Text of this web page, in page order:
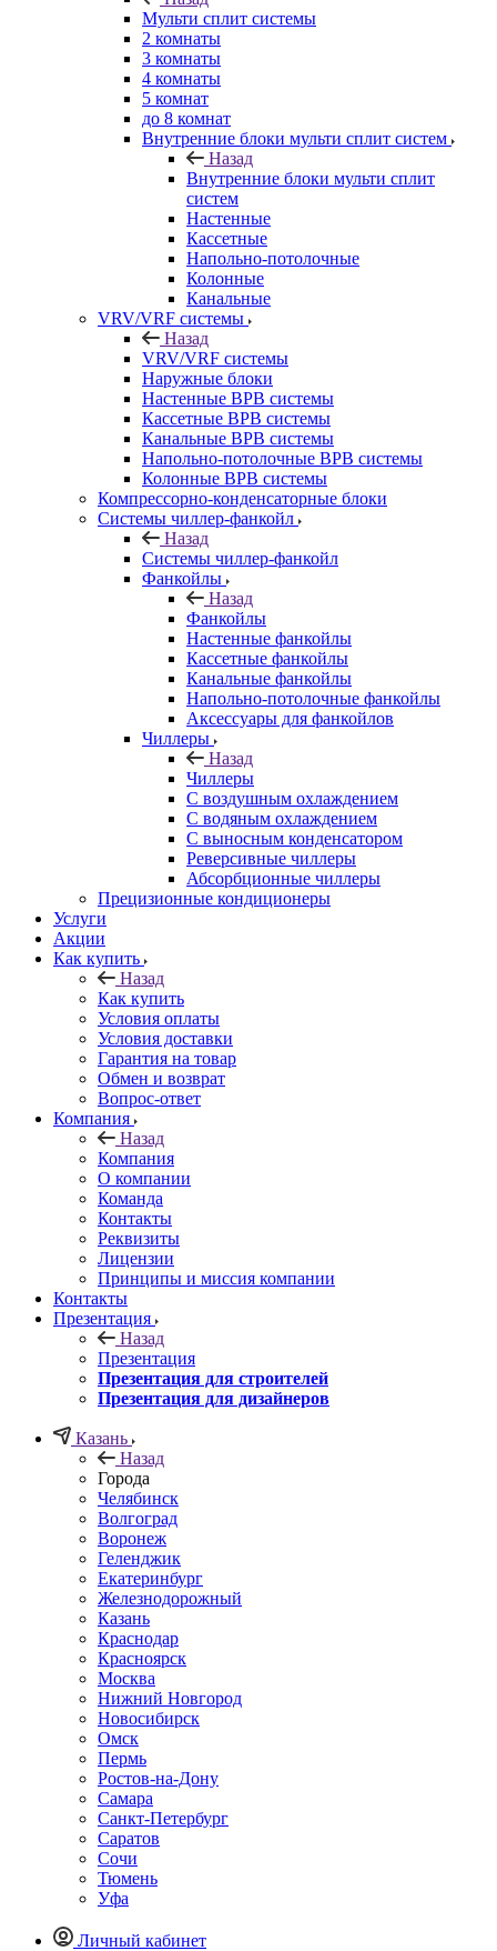
Мульти сплит системы
2 комнаты
3 комнаты
4 комнаты
5 комнат
до 8 комнат
Внутренние блоки мульти сплит систем
Назад
Внутренние блоки мульти сплит
систем
Настенные
Кассетные
Напольно-потолочные
Колонные
Канальные
VRV/VRF системы
Назад
VRV/VRF системы
Наружные блоки
Настенные ВРВ системы
Кассетные ВРВ системы
Канальные ВРВ системы
Напольно-потолочные ВРВ системы
Колонные ВРВ системы
Компрессорно-конденсаторные блоки
Системы чиллер-фанкойл
Назад
Системы чиллер-фанкойл
Фанкойлы
Назад
Фанкойлы
Настенные фанкойлы
Кассетные фанкойлы
Канальные фанкойлы
Напольно-потолочные фанкойлы
Аксессуары для фанкойлов
Чиллеры
Назад
Чиллеры
С воздушным охлаждением
С водяным охлаждением
С выносным конденсатором
Реверсивные чиллеры
Абсорбционные чиллеры
Прецизионные кондиционеры
Услуги
Акции
Как купить
Назад
Как купить
Условия оплаты
Условия доставки
Гарантия на товар
Обмен и возврат
Вопрос-ответ
Компания
Назад
Компания
О компании
Команда
Контакты
Реквизиты
Лицензии
Принципы и миссия компании
Контакты
Презентация
Назад
Презентация
Презентация для строителей
Презентация для дизайнеров
Казань
Назад
Города
Челябинск
Волгоград
Воронеж
Геленджик
Екатеринбург
Железнодорожный
Казань
Краснодар
Красноярск
Москва
Нижний Новгород
Новосибирск
Омск
Пермь
Ростов-на-Дону
Самара
Санкт-Петербург
Саратов
Сочи
Тюмень
Уфа
Личный кабинет